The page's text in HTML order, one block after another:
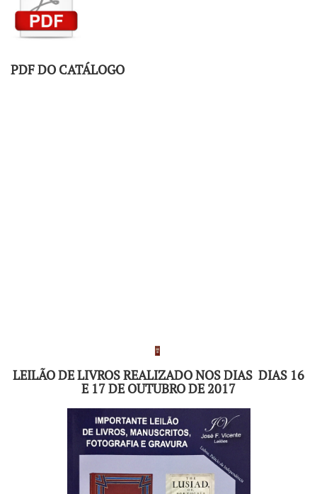
PDF DO CATÁLOGO
LEILÃO DE LIVROS REALIZADO NOS DIAS DIAS 16
E 17 DE OUTUBRO DE 2017